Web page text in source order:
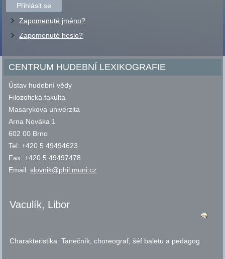
Přihlásit se
Zapomenuté jméno?
Zapomenuté heslo?
CENTRUM HUDEBNÍ LEXIKOGRAFIE
Ústav hudební vědy
Filozofická fakulta
Masarykova univerzita
Arna Nováka 1
602 00 Brno
Tel: +420 5 49494623
Fax: +420 5 49497478
Email:slovnik@phil.muni.cz
Vaculík, Libor
Charakteristika:Tanečník, choreograf, šéf baletu a pedagog